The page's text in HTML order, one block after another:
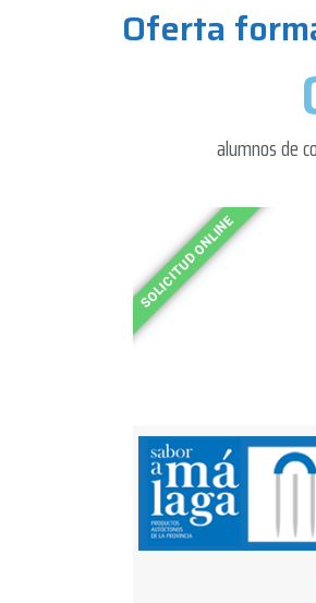
Oferta
alumnos de
SOLICITUD ONLINE